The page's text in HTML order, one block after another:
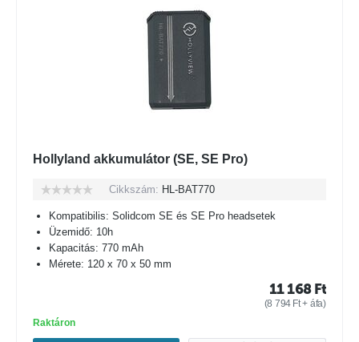
Hollyland akkumulátor (SE, SE Pro)
Cikkszám: HL-BAT770
Kompatibilis: Solidcom SE és SE Pro headsetek
Üzemidő: 10h
Kapacitás: 770 mAh
Mérete: 120 x 70 x 50 mm
11 168 Ft
(8 794 Ft+ áfa)
Raktáron